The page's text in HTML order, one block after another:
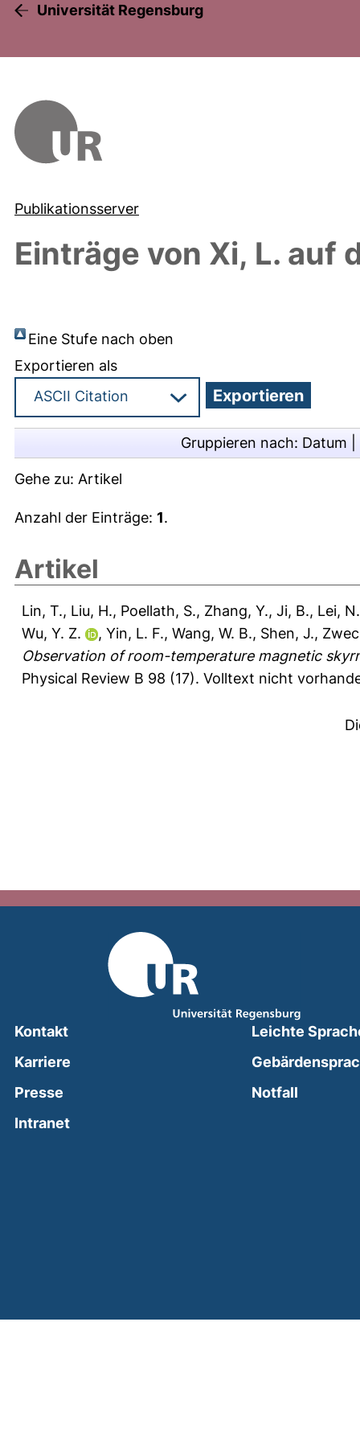
Universität Regensburg
Publikationsserver
Einträge von Xi, L. auf
Eine Stufe nach oben
Exportieren als
Gruppieren nach: Datum
Gehe zu: Artikel
Anzahl der Einträge: 1.
Artikel
Lin, T., Liu, H., Poellath, S., Zhang, Y., Ji, B., Lei, N.
Wu, Y. Z.
, Yin, L. F., Wang, W. B., Shen, J.,
Observation of room-temperature magnetic
Physical Review B 98 (17). Volltext nicht
Kontakt
Karriere
Presse
Intranet(external link, opens in a new window)
Leichte
Notfall